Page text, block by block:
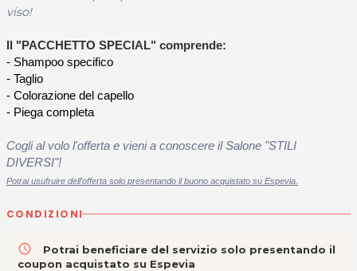
viso!
Il "PACCHETTO SPECIAL" comprende:
- Shampoo specifico
- Taglio
- Colorazione del capello
- Piega completa
Cogli al volo l'offerta e vieni a conoscere il Salone "STILI
DIVERSI"!
Potrai usufruire dell'offerta solo presentando il buono acquistato su Espevia.
CONDIZIONI
access_time
Potrai beneficiare del servizio solo presentando il
coupon acquistato su Espevia